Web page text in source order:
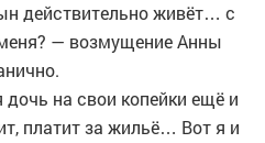
действительно живёт… с
— возмущение Анны
на свои копейки ещё и
платит за жильё… Вот я и